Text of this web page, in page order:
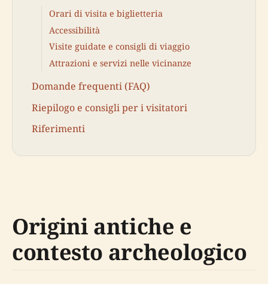
Orari di visita e biglietteria
Accessibilità
Visite guidate e consigli di viaggio
Attrazioni e servizi nelle vicinanze
Domande frequenti (FAQ)
Riepilogo e consigli per i visitatori
Riferimenti
Origini antiche e
contesto archeologico